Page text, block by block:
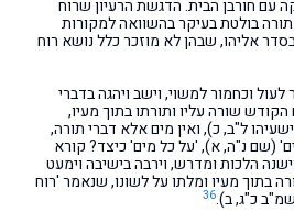
עם חורבן הבית. הדגשת הרעיון שרוח
בולטת בעיקר בהשוואה למקורות
אליהו, שבהן לא מוזכר כלל נושא רוח
וכחמור למשוי, וישב ויהגה בדברי
שורה עליו ותורתו בתוך מעיו,
ל"ב, כ), ואין מים אלא דברי תורה,
(שם נ"ה, א), 'על כל מים' כיצד? קורא
הלכות ומדרש, וירבה בישיבה וימעט
בתוך מעיו ומלתו על לשונו, שנאמר 'רוח
כ"ג, ב).36